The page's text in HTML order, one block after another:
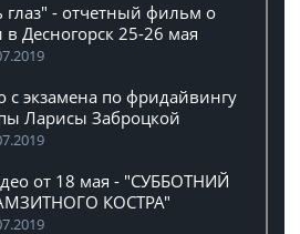
глаз" - отчетный фильм о
в Десногорск 25-26 мая
с экзамена по фридайвингу
Ларисы Заброцкой
от 18 мая - "СУББОТНИЙ
КОСТРА"